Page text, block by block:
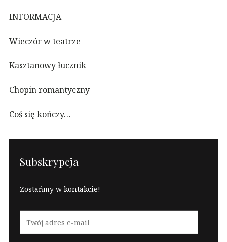
INFORMACJA
Wieczór w teatrze
Kasztanowy łucznik
Chopin romantyczny
Coś się kończy…
Subskrypcja
Zostańmy w kontakcie!
adres
e-